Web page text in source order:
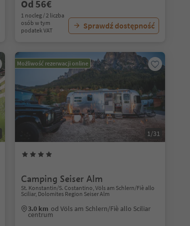
Od 56€
1 nocleg / 2 liczba
osób w tym
podatek VAT
Sprawdź dostępność
Możliwość rezerwacji online
1/31
Camping Seiser Alm
St. Konstantin/S. Costantino, Völs am Schlern/Fiè allo
Sciliar, Dolomites Region Seiser Alm
3.0 km od Völs am Schlern/Fiè allo Sciliar
centrum